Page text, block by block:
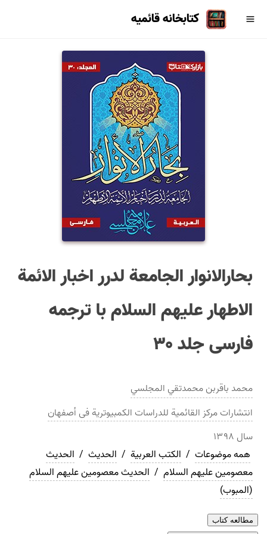
کتابخانه قائمیه
بحارالانوار الجامعة لدرر اخبار الائمة
الاطهار عليهم السلام با ترجمه
فارسی جلد ۳۰
محمد باقربن محمدتقي المجلسي
انتشاراتمرکز القائمیة للدراسات الکمبیوتریة فی أصفهان
سال ۱۳۹۸
همه موضوعات / الکتب العربیة / الحدیث / الحديث
معصومین علیهم السلام / الحديث معصومین علیهم السلام
(المبوب)
مطالعه کتاب